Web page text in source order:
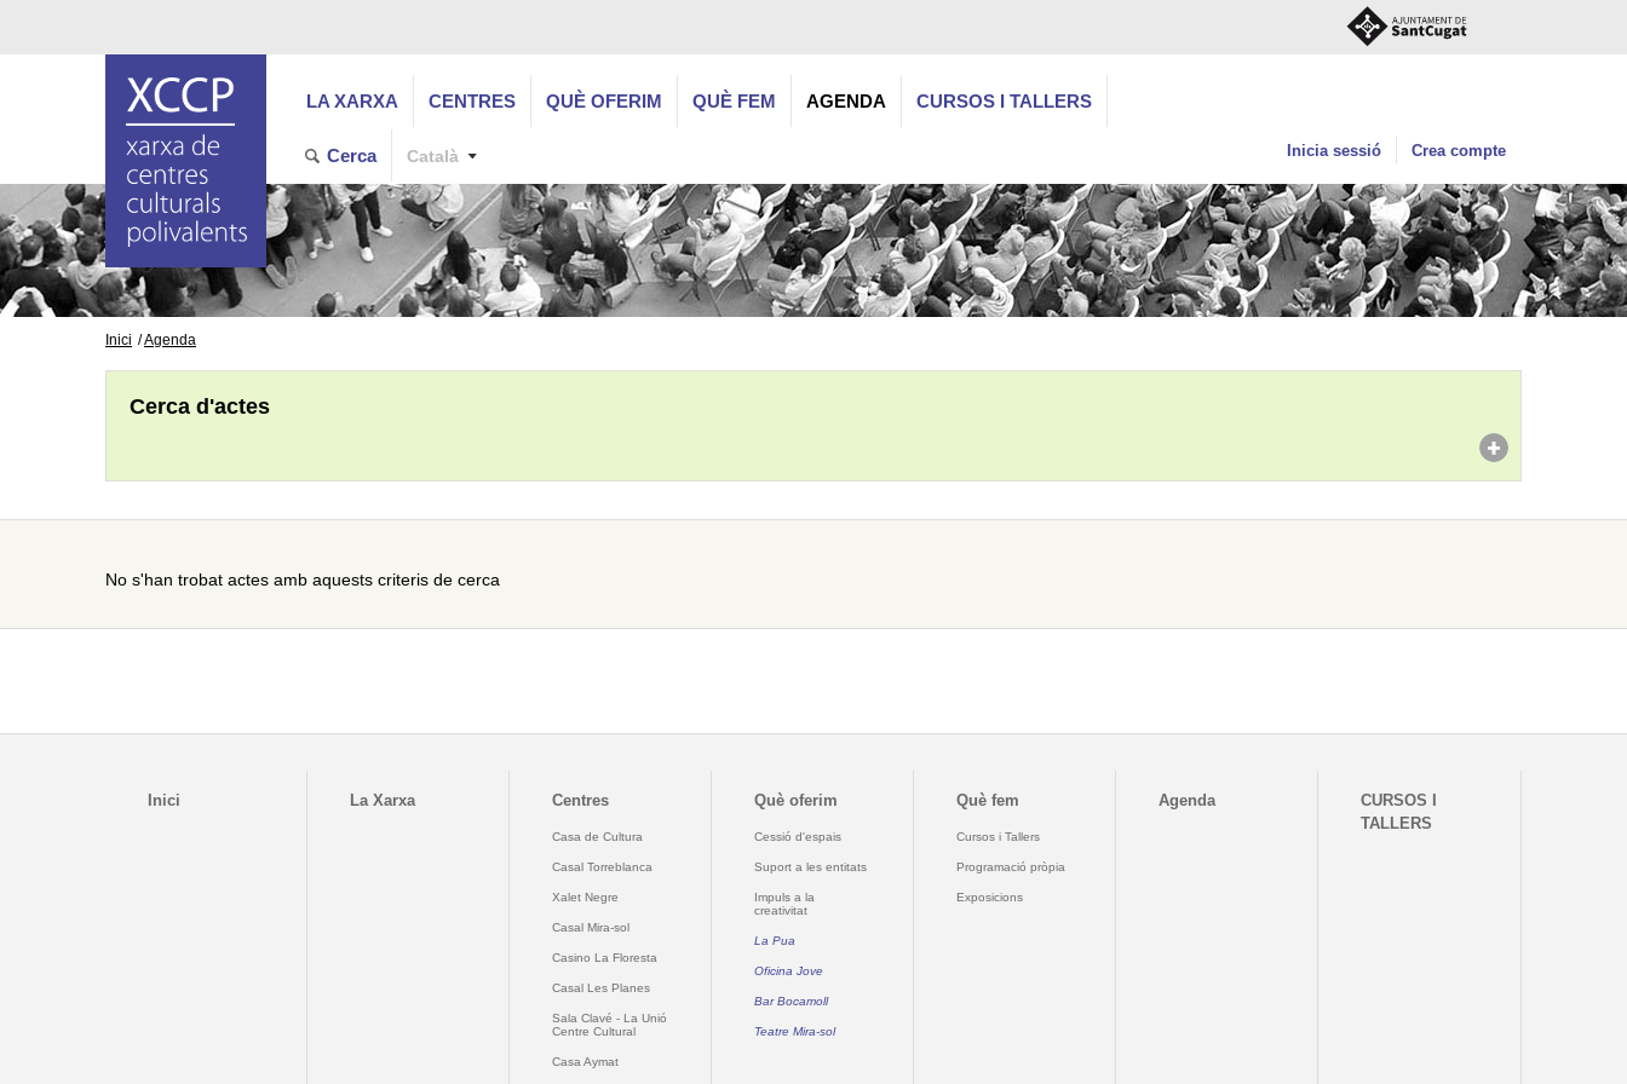
LA XARXA CENTRES QUÈ OFERIM QUÈ FEM AGENDA CURSOS I TALLERS
Cerca Català Inicia sessió Crea compte
Inici Agenda
Cerca d'actes
No s'han trobat actes amb aquests criteris de cerca
Inici La Xarxa Centres
Casa de Cultura
Casal Torreblanca
Xalet Negre
Casal Mira-sol
Casino La Floresta
Casal Les Planes
Sala Clavé - La Unió
Centre Cultural
Casa Aymat
Què oferim
Cessió d'espais
Suport a les entitats
Impuls a la
creativitat
La Pua
Oficina Jove
Bar Bocamoll
Teatre Mira-sol
Què fem
Cursos i Tallers
Programació pròpia
Exposicions
Agenda
CURSOS I
TALLERS